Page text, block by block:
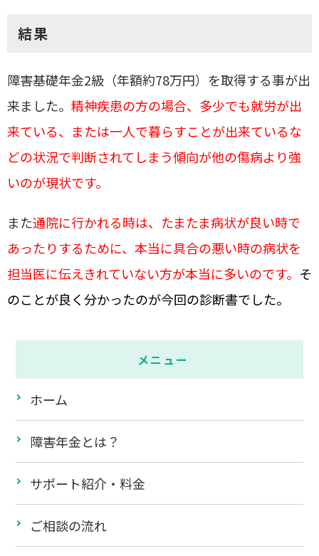
結果
障害基礎年金2級（年額約78万円）を取得する事が出
来ました。 精神疾患の方の場合、多少でも就労が出
来ている、または一人で暮らすことが出来ているな
どの状況で判断されてしまう傾向が他の傷病より強
いのが現状です。
また通院に行かれる時は、たまたま病状が良い時で
あったりするために、本当に具合の悪い時の病状を
担当医に伝えきれていない方が本当に多いのです。 そ
のことが良く分かったのが今回の診断書でした。
メニュー
ホーム
障害年金とは？
サポート紹介・料金
ご相談の流れ